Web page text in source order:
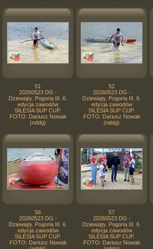
51
20260523 DG -
Dziewiąty. Pogoria III. 6.
edycja zawodów
SILESIA SUP CUP.
FOTO: Dariusz Nowak
(nddg)
52
20260523 DG -
Dziewiąty. Pogoria III. 6.
edycja zawodów
SILESIA SUP CUP.
FOTO: Dariusz Nowak
(nddg)
56
20260523 DG -
Dziewiąty. Pogoria III. 6.
edycja zawodów
SILESIA SUP CUP.
FOTO: Dariusz Nowak
57
20260523 DG -
Dziewiąty. Pogoria III. 6.
edycja zawodów
SILESIA SUP CUP.
FOTO: Dariusz Nowak